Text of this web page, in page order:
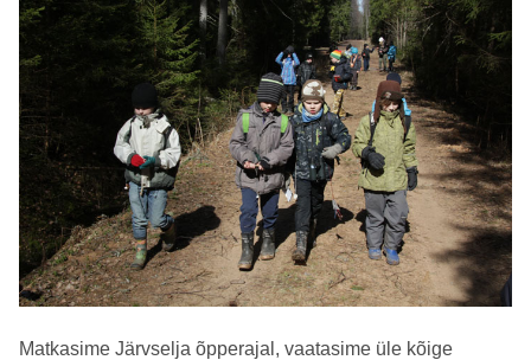
Matkasime Järvselja õpperajal, vaatasime üle kõige